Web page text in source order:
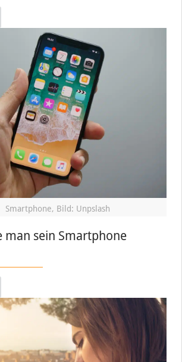
Smartphone, Bild: Unpslash
man sein Smartphone